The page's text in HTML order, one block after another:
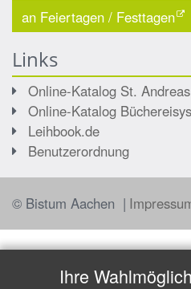
an Feiertagen / Festtagen
Links
Online-Katalog St. Andreas
Online-Katalog
Leihbook.de
Benutzerordnung
© Bistum Aachen
Ihre